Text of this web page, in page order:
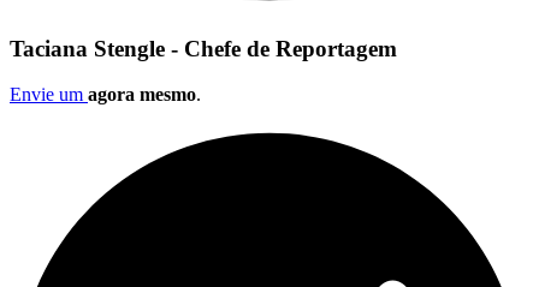
Taciana Stengle - Chefe de Reportagem
Envie um agora mesmo.